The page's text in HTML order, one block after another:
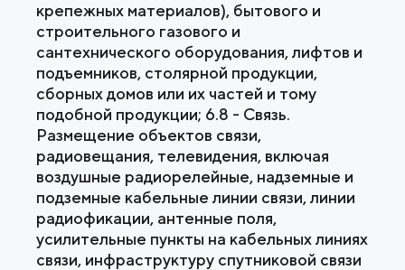
крепежных материалов), бытового и
строительного газового и
сантехнического оборудования, лифтов и
подъемников, столярной продукции,
сборных домов или их частей и тому
подобной продукции; 6.8 - Связь.
Размещение объектов связи,
радиовещания, телевидения, включая
воздушные радиорелейные, надземные и
подземные кабельные линии связи, линии
радиофикации, антенные поля,
усилительные пункты на кабельных линиях
связи, инфраструктуру спутниковой связи